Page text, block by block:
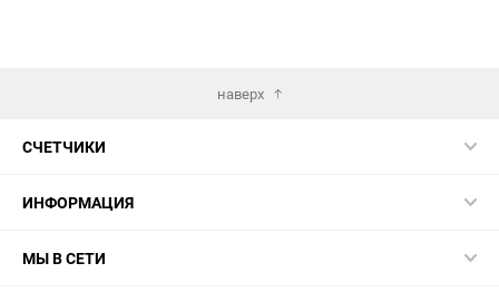
наверх
СЧЕТЧИКИ
ИНФОРМАЦИЯ
МЫ В СЕТИ